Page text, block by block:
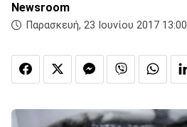
Newsroom
Παρασκευή, 23 Ιουνίου 2017 13:00